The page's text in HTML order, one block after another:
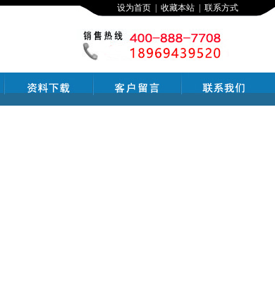
设为首页 收藏本站 联系方式